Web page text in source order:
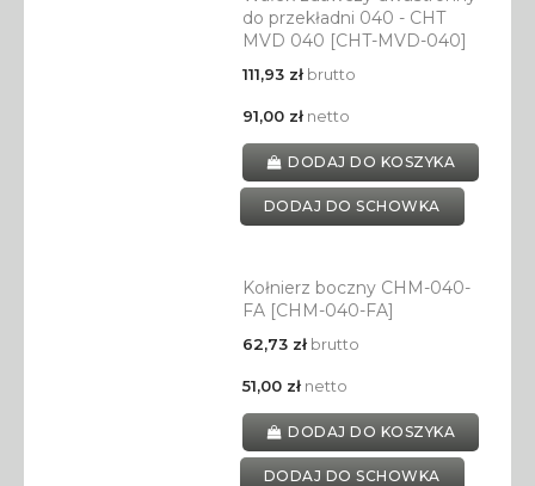
do przekładni 040 - CHT
MVD 040 [CHT-MVD-040]
111,93 złbrutto
91,00 złnetto
DODAJ DO KOSZYKA
DODAJ DO SCHOWKA
Kołnierz boczny CHM-040-
FA [CHM-040-FA]
62,73 złbrutto
51,00 złnetto
DODAJ DO KOSZYKA
DODAJ DO SCHOWKA